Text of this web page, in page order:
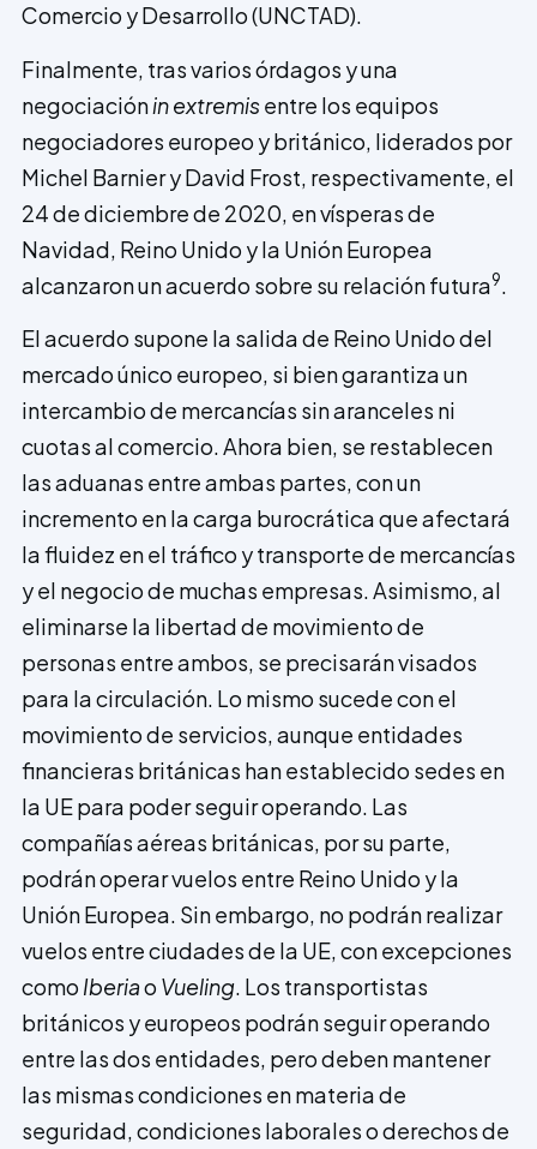
Comercio y Desarrollo (UNCTAD).
Finalmente, tras varios órdagos y una
negociaciónin extremisentre los equipos
negociadores europeo y británico, liderados por
Michel Barnier y David Frost, respectivamente, el
24 de diciembre de 2020, en vísperas de
Navidad, Reino Unido y la Unión Europea
alcanzaron un acuerdo sobre su relación futura9.
El acuerdo supone la salida de Reino Unido del
mercado único europeo, si bien garantiza un
intercambio de mercancías sin aranceles ni
cuotas al comercio. Ahora bien, se restablecen
las aduanas entre ambas partes, con un
incremento en la carga burocrática que afectará
la fluidez en el tráfico y transporte de mercancías
y el negocio de muchas empresas. Asimismo, al
eliminarse la libertad de movimiento de
personas entre ambos, se precisarán visados
para la circulación. Lo mismo sucede con el
movimiento de servicios, aunque entidades
financieras británicas han establecido sedes en
la UE para poder seguir operando. Las
compañías aéreas británicas, por su parte,
podrán operar vuelos entre Reino Unido y la
Unión Europea. Sin embargo, no podrán realizar
vuelos entre ciudades de la UE, con excepciones
como Iberiao Vueling. Los transportistas
británicos y europeos podrán seguir operando
entre las dos entidades, pero deben mantener
las mismas condiciones en materia de
seguridad, condiciones laborales o derechos de